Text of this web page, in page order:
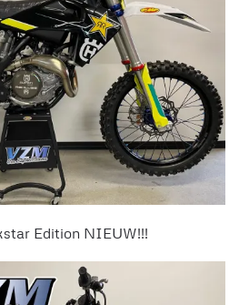
Edition NIEUW!!!